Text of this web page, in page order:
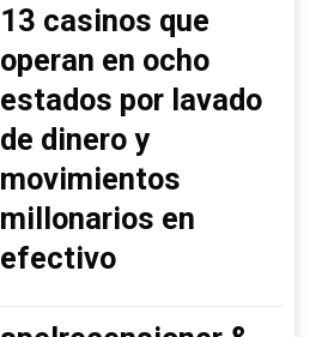
13 casinos que
operan en ocho
estados por lavado
de dinero y
movimientos
millonarios en
efectivo